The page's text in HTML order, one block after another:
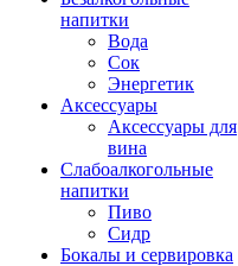
напитки
Вода
Сок
Энергетик
Аксессуары
Аксессуары для
вина
Слабоалкогольные
напитки
Пиво
Сидр
Бокалы и сервировка